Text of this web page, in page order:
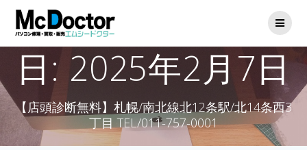
日: 2025年2月7日
【店頭診断無料】札幌/南北線北12条駅/北14条西3
丁目 TEL/011-757-0001